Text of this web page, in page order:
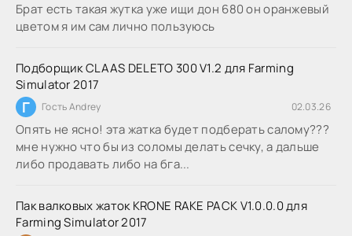
Брат есть такая жутка уже ищи дон 680 он оранжевый
цветом я им сам лично пользуюсь
Подборщик CLAAS DELETO 300 V1.2 для Farming
Simulator 2017
Г Гость Andrey 02.03.26
Опять не ясно! эта жатка будет подберать салому???
мне нужно что бы из соломы делать сечку, а дальше
либо продавать либо на бга...
Пак валковых жаток KRONE RAKE PACK V1.0.0.0 для
Farming Simulator 2017